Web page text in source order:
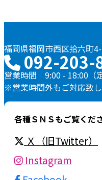
福岡県福岡市西区拾六町
092-203-
営業時間 9:00 - 18:00（
※営業時間外もご対応致し
各種ＳＮＳもご覧くだ
Ｘ（旧Twitter）
Instagram